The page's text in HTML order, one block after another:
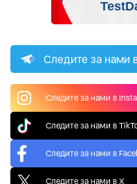
Следите за нами
Следите за нами в
Следите за нами в
Следите за нами в
Следите за нами в X